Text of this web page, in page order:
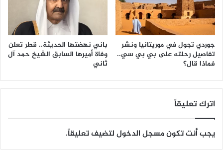
جوردي تجول في موريتانيا ونشر
تفاصيل رحلته على بي بي سي..
فماذا قال؟
باني نهضتها الحديثة.. قطر تعلن
وفاة أميرها السابق الشيخ حمد آل
ثاني
اترك تعليقاً
يجب أنت تكونمسجل الدخوللتضيف تعليقاً.